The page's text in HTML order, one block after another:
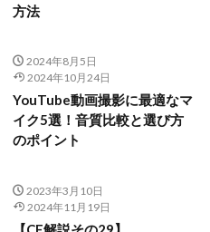
方法
2024年8月5日
2024年10月24日
YouTube動画撮影に最適なマ
イク5選！音質比較と選び方
のポイント
2023年3月10日
2024年11月19日